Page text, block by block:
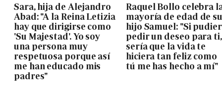
Sara, hija de Alejandro
Abad: "A la Reina Letizia
hay que dirigirse como
'Su Majestad'. Yo soy
una persona muy
respetuosa porque así
me han educado mis
padres"
Raquel Bollo celebra
mayoría de edad de
hijo Samuel: "Si
pedir un deseo para ti,
sería que la vida te
hiciera tan feliz como
tú me has hecho a mí"